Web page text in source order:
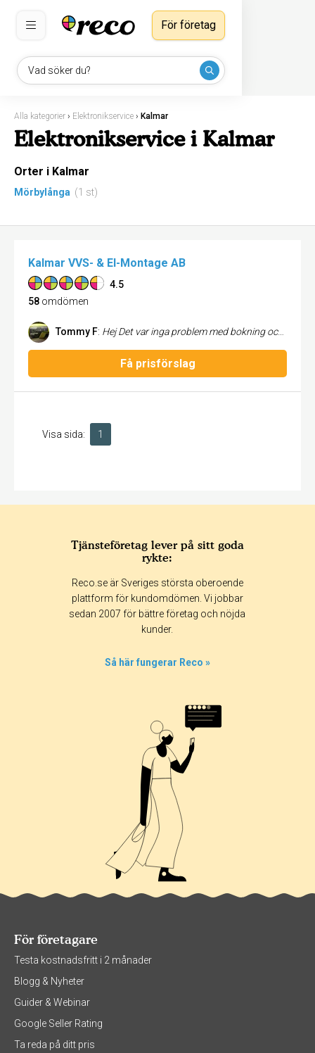
Vad söker du?
För företag
Alla kategorier › Elektronikservice › Kalmar
Elektronikservice i Kalmar
Orter i Kalmar
Mörbylånga (1 st)
Kalmar VVS- & El-Montage AB
4.5
58 omdömen
Tommy F: Hej Det var inga problem med bokning och det utförda arbetet vvs montören. kunde sak
Få prisförslag
Visa sida: 1
Tjänsteföretag lever på sitt goda
rykte:
Reco.se är Sveriges största oberoende
plattform för kundomdömen. Vi jobbar
sedan 2007 för bättre företag och nöjda
kunder.
Så här fungerar Reco »
För företagare
Testa kostnadsfritt i 2 månader
Blogg & Nyheter
Guider & Webinar
Google Seller Rating
Ta reda på ditt pris